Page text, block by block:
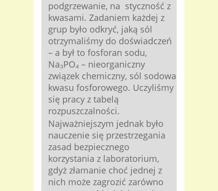
podgrzewanie, na styczność z
kwasami. Zadaniem każdej z
grup było odkryć, jaką sól
otrzymaliśmy do doświadczeń
– a był to fosforan sodu,
Na₃PO₄ – nieorganiczny
związek chemiczny, sól sodowa
kwasu fosforowego. Uczyliśmy
się pracy z tabelą
rozpuszczalności.
Najważniejszym jednak było
nauczenie się przestrzegania
zasad bezpiecznego
korzystania z laboratorium,
gdyż złamanie choć jednej z
nich może zagrozić zarówno